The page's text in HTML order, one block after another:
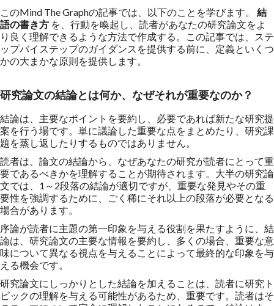
このMind The Graphの記事では、以下のことを学びます。 結
語の書き方 を、行動を喚起し、読者があなたの研究論文をよ
り良く理解できるような方法で作成する。この記事では、ステ
ップバイステップのガイダンスを提供する前に、定義といくつ
かの大まかな原則を提供します。
研究論文の結論とは何か、なぜそれが重要なのか？
結論は、主要なポイントを要約し、必要であれば新たな研究提
案を行う場です。単に議論した重要な点をまとめたり、研究課
題を蒸し返したりするものではありません。
読者は、論文の結論から、なぜあなたの研究が読者にとって重
要であるべきかを理解することが期待されます。大半の研究論
文では、1～2段落の結論が適切ですが、重要な発見やその重
要性を強調するために、ごく稀にそれ以上の段落が必要となる
場合があります。
序論が読者に主題の第一印象を与える役割を果たすように、結
論は、研究論文の主要な情報を要約し、多くの場合、重要な意
味について異なる視点を与えることによって最終的な印象を与
える機会です。
研究論文にしっかりとした結論を加えることは、読者に研究ト
ピックの理解を与える可能性があるため、重要です。読者はそ